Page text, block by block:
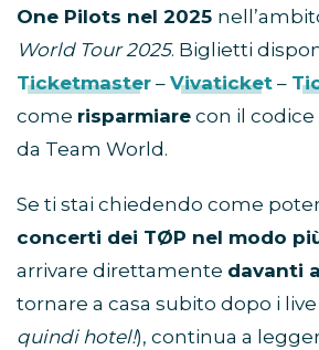
One Pilots nel 2025
World Tour 2025. Biglietti
Ticketmaster – Vivaticket –
come risparmiare con il
da Team World.
Se ti stai chiedendo come
concerti dei TØP nel modo
arrivare direttamente davanti
tornare a casa subito dopo i live
quindi hotel!), continua a